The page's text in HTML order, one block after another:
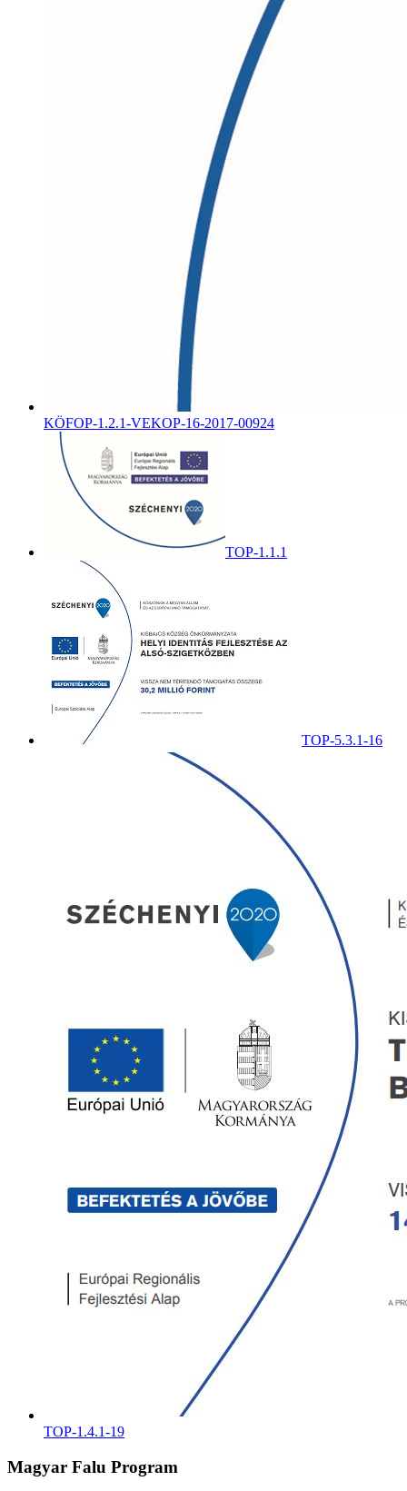
KÖFOP-1.2.1-VEKOP-16-2017-00924
TOP-1.1.1
TOP-5.3.1-16
TOP-1.4.1-19
Magyar Falu Program